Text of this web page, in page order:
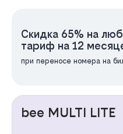
Скидка 65% на
тариф на 12
при переносе номера на
bee MULTI LITE